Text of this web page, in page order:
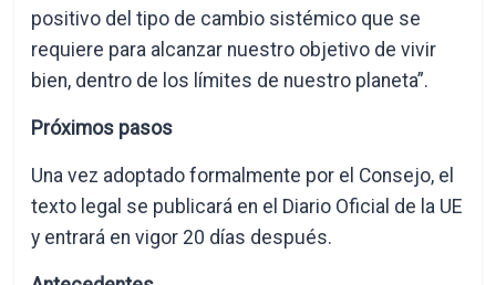
positivo del tipo de cambio sistémico que se
requiere para alcanzar nuestro objetivo de vivir
bien, dentro de los límites de nuestro planeta”.
Próximos pasos
Una vez adoptado formalmente por el Consejo, el
texto legal se publicará en el Diario Oficial de la UE
y entrará en vigor 20 días después.